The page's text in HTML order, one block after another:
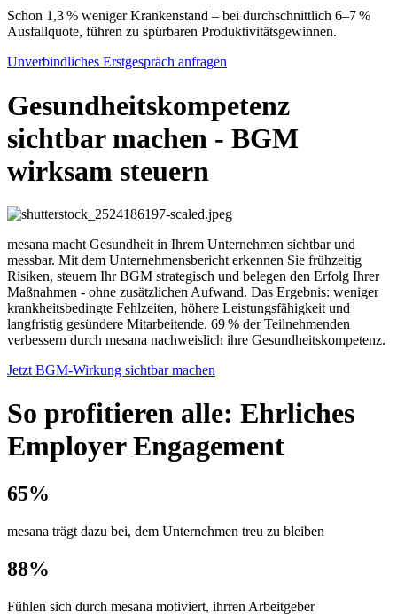
Schon 1,3 % weniger Krankenstand – bei durchschnittlich 6–7 %
Ausfallquote, führen zu spürbaren Produktivitätsgewinnen.
Unverbindliches Erstgespräch anfragen
Gesundheitskompetenz
sichtbar machen - BGM
wirksam steuern
mesana macht Gesundheit in Ihrem Unternehmen sichtbar und
messbar. Mit dem Unternehmensbericht erkennen Sie frühzeitig
Risiken, steuern Ihr BGM strategisch und belegen den Erfolg Ihrer
Maßnahmen - ohne zusätzlichen Aufwand. Das Ergebnis: weniger
krankheitsbedingte Fehlzeiten, höhere Leistungsfähigkeit und
langfristig gesündere Mitarbeitende. 69 % der Teilnehmenden
verbessern durch mesana nachweislich ihre Gesundheitskompetenz.
Jetzt BGM-Wirkung sichtbar machen
So profitieren alle: Ehrliches
Employer Engagement
65%
mesana trägt dazu bei, dem Unternehmen treu zu bleiben
88%
Fühlen sich durch mesana motiviert, ihrren Arbeitgeber